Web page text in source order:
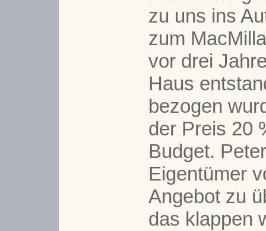
zu uns ins
zum
vor drei
Haus
bezogen
der Preis 20
Budget.
Eigentümer
Angebot zu
das klappen